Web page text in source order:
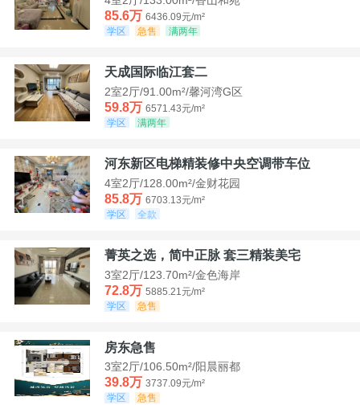
85.6万 6436.09元/m²
学区
急售 满两年
天成国际临江套二
2室2厅/91.00m²/馨河湾G区
59.8万 6571.43元/m²
学区
满两年
河东新区电梯精装修中央空调带车位
4室2厅/128.00m²/金财花园
85.8万 6703.13元/m²
学区
全款
菁英之选，简中正脉 套三精装美宅
3室2厅/123.70m²/金色海岸
72.8万 5885.21元/m²
学区
急售
房东急售
3室2厅/106.50m²/阳晨丽都
39.8万 3737.09元/m²
学区
急售